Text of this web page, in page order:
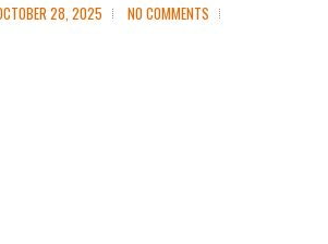
28, 2025 NO COMMENTS